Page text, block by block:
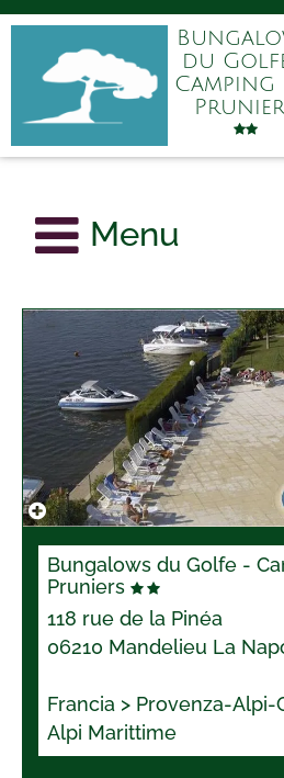
du
Camping
Menu
Bungalows du Golfe -
Pruniers
118 rue de la Pinéa
06210 Mandelieu La
Francia > Provenza-Alpi-
Alpi Marittime